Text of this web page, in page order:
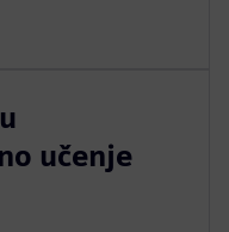
učenje